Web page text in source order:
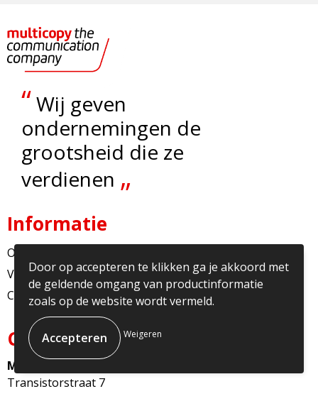
“Wij geven
ondernemingen de
grootsheid die ze
verdienen „
Informatie
Over ons
Veelgestelde vragen
Contact
Contact
Multicopy Nederland
Transistorstraat 7
Door op accepteren te klikken ga je akkoord met
de geldende omgang van productinformatie
zoals op de website wordt vermeld.
Weigeren